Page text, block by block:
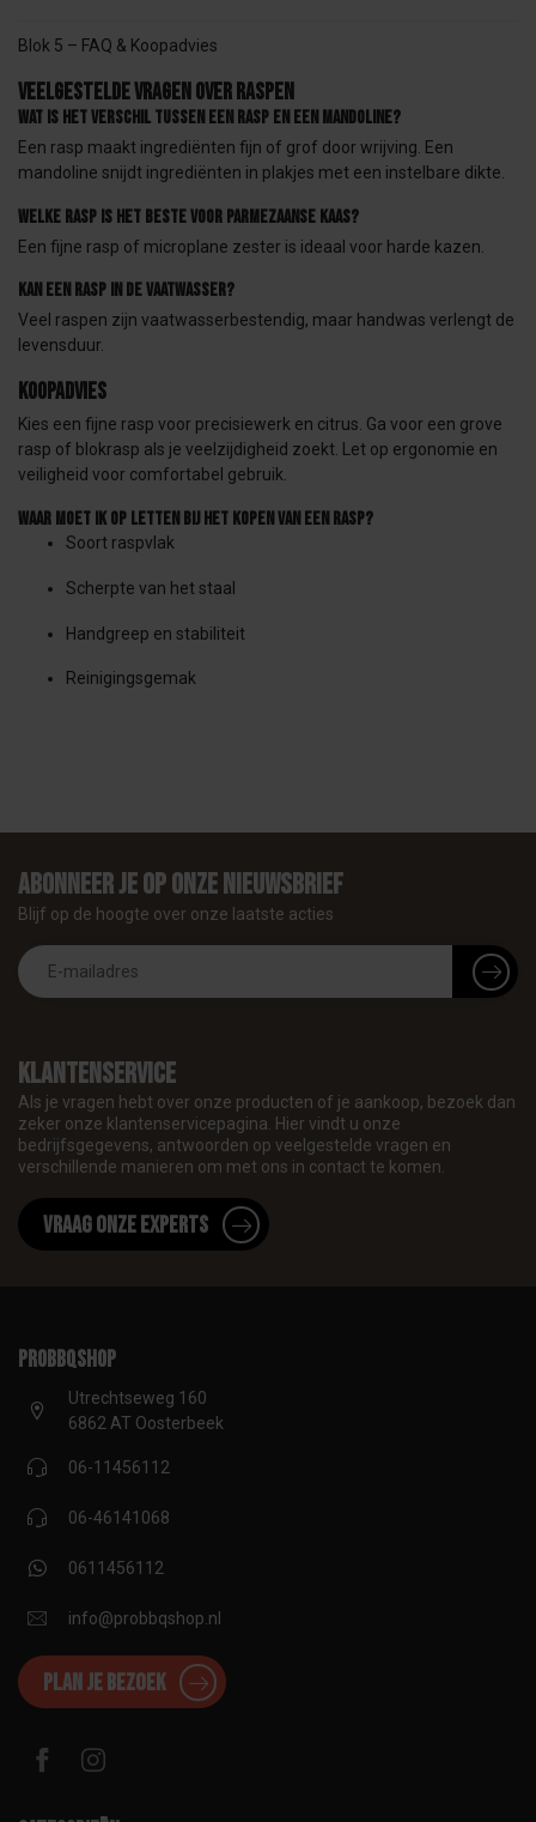
Blok 5 – FAQ & Koopadvies
Veelgestelde vragen over raspen
Wat is het verschil tussen een rasp en een mandoline?
Een rasp maakt ingrediënten fijn of grof door wrijving. Een
mandoline snijdt ingrediënten in plakjes met een instelbare dikte.
Welke rasp is het beste voor Parmezaanse kaas?
Een fijne rasp of microplane zester is ideaal voor harde kazen.
Kan een rasp in de vaatwasser?
Veel raspen zijn vaatwasserbestendig, maar handwas verlengt de
levensduur.
Koopadvies
Kies een fijne rasp voor precisiewerk en citrus. Ga voor een grove
rasp of blokrasp als je veelzijdigheid zoekt. Let op ergonomie en
veiligheid voor comfortabel gebruik.
Waar moet ik op letten bij het kopen van een rasp?
Soort raspvlak
Scherpte van het staal
Handgreep en stabiliteit
Reinigingsgemak
Klantenservice
Als je vragen hebt over onze producten of je aankoop, bezoek dan
zeker onze klantenservicepagina. Hier vindt u onze
bedrijfsgegevens, antwoorden op veelgestelde vragen en
verschillende manieren om met ons in contact te komen.
Vraag onze experts
Abonneer je op onze nieuwsbrief
Blijf op de hoogte over onze laatste acties
proBBQshop
Utrechtseweg 160
6862 AT Oosterbeek
06-11456112
06-46141068
0611456112
info@probbqshop.nl
Plan je bezoek